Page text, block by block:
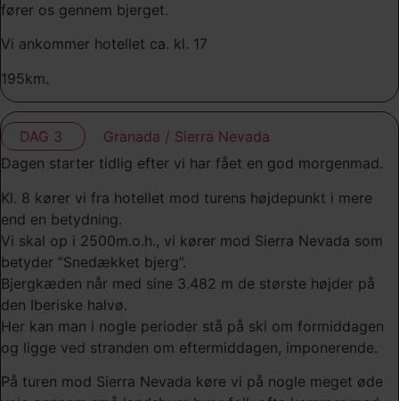
fører os gennem bjerget.
Vi ankommer hotellet ca. kl. 17
195km.
DAG 3
Granada / Sierra Nevada
Dagen starter tidlig efter vi har fået en god morgenmad.
Kl. 8 kører vi fra hotellet mod turens højdepunkt i mere
end en betydning.
Vi skal op i 2500m.o.h., vi kører mod Sierra Nevada som
betyder ”Snedækket bjerg”.
Bjergkæden når med sine 3.482 m de største højder på
den Iberiske halvø.
Her kan man i nogle perioder stå på ski om formiddagen
og ligge ved stranden om eftermiddagen, imponerende.
På turen mod Sierra Nevada køre vi på nogle meget øde